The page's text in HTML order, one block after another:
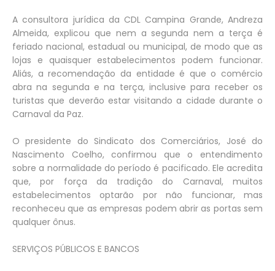
A consultora jurídica da CDL Campina Grande, Andreza
Almeida, explicou que nem a segunda nem a terça é
feriado nacional, estadual ou municipal, de modo que as
lojas e quaisquer estabelecimentos podem funcionar.
Aliás, a recomendação da entidade é que o comércio
abra na segunda e na terça, inclusive para receber os
turistas que deverão estar visitando a cidade durante o
Carnaval da Paz.
O presidente do Sindicato dos Comerciários, José do
Nascimento Coelho, confirmou que o entendimento
sobre a normalidade do período é pacificado. Ele acredita
que, por força da tradição do Carnaval, muitos
estabelecimentos optarão por não funcionar, mas
reconheceu que as empresas podem abrir as portas sem
qualquer ônus.
SERVIÇOS PÚBLICOS E BANCOS